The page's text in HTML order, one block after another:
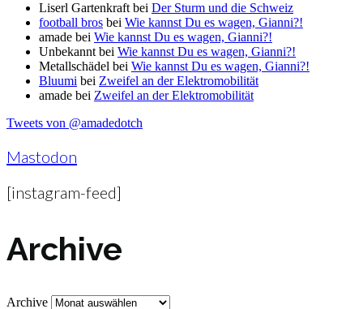
Liserl Gartenkraft bei Der Sturm und die Schweiz
football bros bei Wie kannst Du es wagen, Gianni?!
amade bei Wie kannst Du es wagen, Gianni?!
Unbekannt bei Wie kannst Du es wagen, Gianni?!
Metallschädel bei Wie kannst Du es wagen, Gianni?!
Bluumi bei Zweifel an der Elektromobilität
amade bei Zweifel an der Elektromobilität
Tweets von @amadedotch
Mastodon
[instagram-feed]
Archive
Archive